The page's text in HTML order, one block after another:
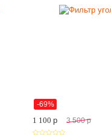
-69%
1 100p 3 500 p